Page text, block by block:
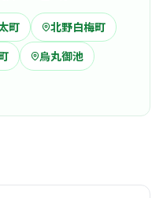
町
北野白梅町
烏丸御池